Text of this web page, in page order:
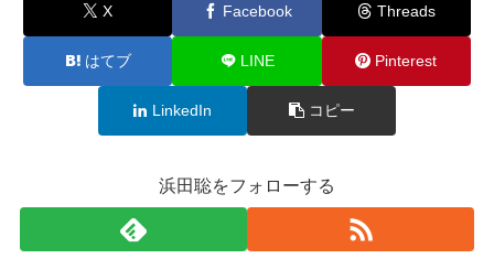
X Facebook Threads
はてブ LINE Pinterest
LinkedIn コピー
浜田聡をフォローする